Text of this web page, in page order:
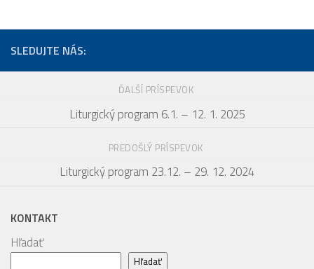
SLEDUJTE NÁS:
ĎALŠÍ PRÍSPEVOK
Liturgický program 6.1. – 12. 1. 2025
PREDOŠLÝ PRÍSPEVOK
Liturgický program 23.12. – 29. 12. 2024
KONTAKT
Hľadať
Hľadať